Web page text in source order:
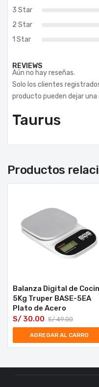
3 Star
2 Star
1 Star
REVIEWS
Aún no hay reseñas.
Solo los clientes
producto pueden dejar una
Taurus
Productos
Balanza Digital de
5Kg Truper BASE-5EA
Plato de Acero
S/49.00
S/ 30.00
AGREGAR AL CARRO